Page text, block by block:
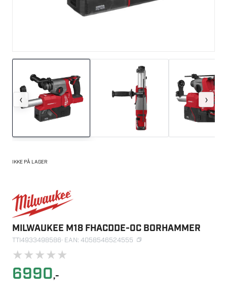
‹ ›
IKKE PÅ LAGER
MILWAUKEE M18 FHACDDE-0C BORHAMMER
TTI4933498586· EAN: 4058546524555
★★★★★
6990,-